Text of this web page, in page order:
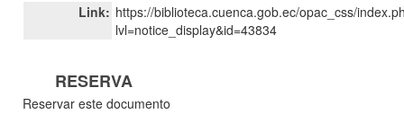
Link: https://biblioteca.cuenca.gob.ec/opac_css/
lvl=notice_display&id=43834
RESERVA
Reservar este documento